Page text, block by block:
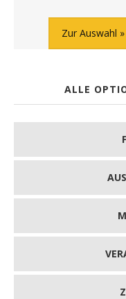
Zur Auswahl
ALLE